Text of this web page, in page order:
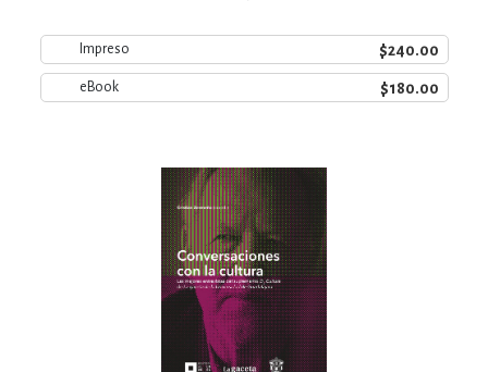
Impreso $240.00
eBook $180.00